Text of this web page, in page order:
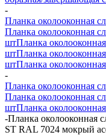
-
Планка околооконная
Планка околооконная
штПланка
штПланка
штПланка
-
Планка околооконная
Планка околооконная
штПланка
-Планка околооконная
ST RAL 7024 мокрый